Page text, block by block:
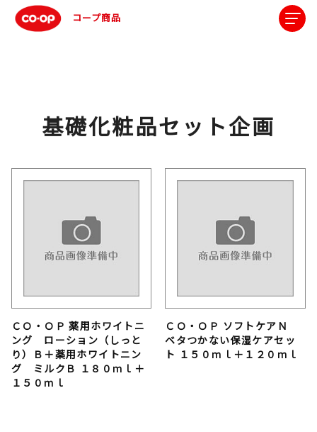
コープ商品
基礎化粧品セット企画
ＣＯ・ＯＰ 薬用ホワイトニ
ング ローション（しっと
り）Ｂ＋薬用ホワイトニン
グ ミルクＢ １８０ｍｌ＋
１５０ｍｌ
ＣＯ・ＯＰ ソフトケアＮ
ベタつかない保湿ケアセッ
ト １５０ｍｌ＋１２０ｍｌ